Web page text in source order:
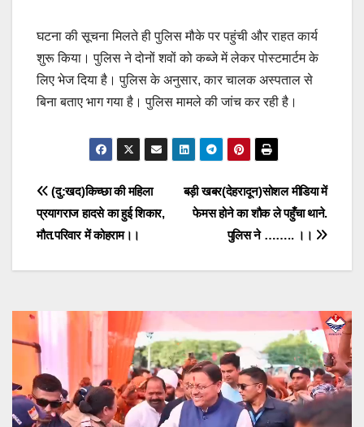
घटना की सूचना मिलते ही पुलिस मौके पर पहुंची और राहत कार्य
शुरू किया। पुलिस ने दोनों शवों को कब्जे में लेकर पोस्टमार्टम के
लिए भेज दिया है। पुलिस के अनुसार, कार चालक अस्पताल से
बिना बताए भाग गया है। पुलिस मामले की जांच कर रही है।
Post
navigation
बड़ी खबर(देहरादून)सोशल मीडिया में
फेमस होने का शौक ले पहुँचा थाने.
पुलिस ने …….. ।।
(दु:खद)किच्छा की महिला
प्रयागराज हादसे का हुई शिकार,
मौत.परिवार में कोहराम।।